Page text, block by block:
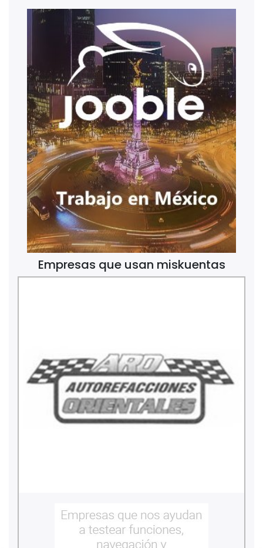
Empresas que usan miskuentas